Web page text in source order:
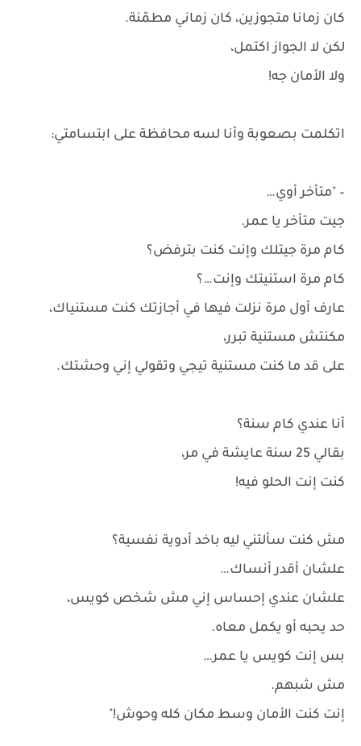
كان زمانا متجوزين، كان زماني مطمّنة.
لكن لا الجواز اكتمل،
ولا الأمان جه!
اتكلمت بصعوبة وأنا لسه محافظة على ابتسامتي:
– "متأخر أوي…
جيت متأخر يا عمر.
كام مرة جيتلك وإنت كنت بترفض؟
كام مرة استنيتك وإنت…؟
عارف أول مرة نزلت فيها في أجازتك كنت مستنياك،
مكنتش مستنية تبرر،
على قد ما كنت مستنية تيجي وتقولي إني وحشتك.
أنا عندي كام سنة؟
بقالي 25 سنة عايشة في مر،
كنت إنت الحلو فيه!
مش كنت سألتني ليه باخد أدوية نفسية؟
علشان أقدر أنساك…
علشان عندي إحساس إني مش شخص كويس،
حد يحبه أو يكمل معاه.
بس إنت كويس يا عمر…
مش شبهم.
إنت كنت الأمان وسط مكان كله وحوش!"